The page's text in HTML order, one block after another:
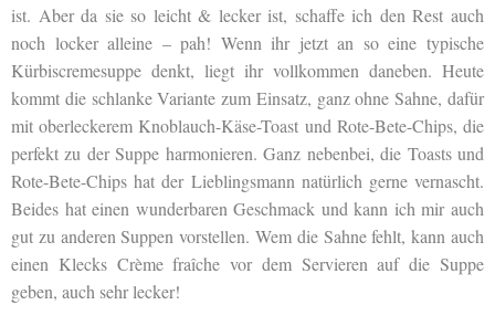
ist. Aber da sie so leicht & lecker ist, schaffe ich den Rest auch
noch locker alleine – pah! Wenn ihr jetzt an so eine typische
Kürbiscremesuppe denkt, liegt ihr vollkommen daneben. Heute
kommt die schlanke Variante zum Einsatz, ganz ohne Sahne, dafür
mit oberleckerem Knoblauch-Käse-Toast und Rote-Bete-Chips, die
perfekt zu der Suppe harmonieren. Ganz nebenbei, die Toasts und
Rote-Bete-Chips hat der Lieblingsmann natürlich gerne vernascht.
Beides hat einen wunderbaren Geschmack und kann ich mir auch
gut zu anderen Suppen vorstellen. Wem die Sahne fehlt, kann auch
einen Klecks Crème fraîche vor dem Servieren auf die Suppe
geben, auch sehr lecker!